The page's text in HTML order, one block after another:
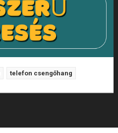
telefon csengőhang